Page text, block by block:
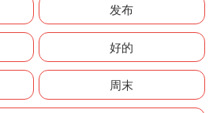
发布
好的
周末